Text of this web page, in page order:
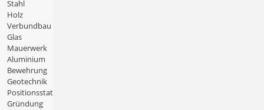
Stahl
Holz
Verbundbau
Glas
Mauerwerk
Aluminium
Bewehrung
Geotechnik
Positionsstatik
Gründung